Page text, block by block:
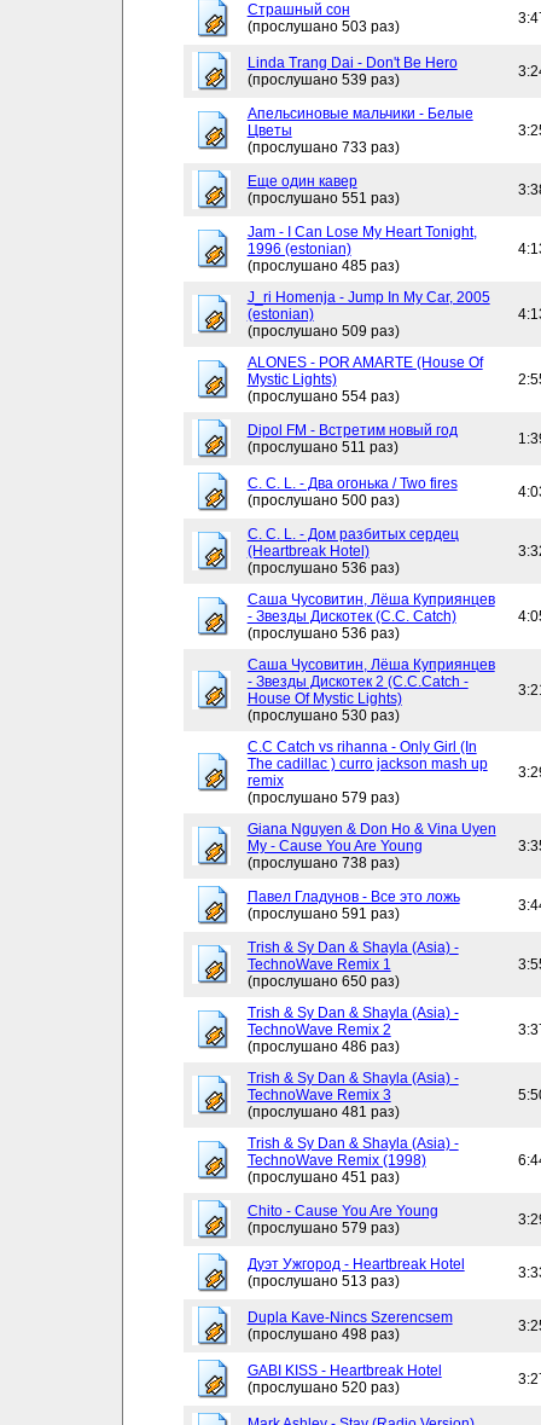
Страшный сон
(прослушано 503 раз)
Linda Trang Dai - Don't Be Hero
(прослушано 539 раз)
Апельсиновые мальчики - Белые
Цветы
(прослушано 733 раз)
Еще один кавер
(прослушано 551 раз)
Jam - I Can Lose My Heart Tonight,
1996 (estonian)
(прослушано 485 раз)
J_ri Homenja - Jump In My Car, 2005
(estonian)
(прослушано 509 раз)
ALONES - POR AMARTE (House Of
Mystic Lights)
(прослушано 554 раз)
Dipol FM - Встретим новый год
(прослушано 511 раз)
C. C. L. - Два огонька / Two fires
(прослушано 500 раз)
C. C. L. - Дом разбитых сердец
(Heartbreak Hotel)
(прослушано 536 раз)
Саша Чусовитин, Лёша Куприянцев
- Звезды Дискотек (C.C. Catch)
(прослушано 536 раз)
Саша Чусовитин, Лёша Куприянцев
- Звезды Дискотек 2 (C.C.Catch -
House Of Mystic Lights)
(прослушано 530 раз)
C.C Catch vs rihanna - Only Girl (In
The cadillac ) curro jackson mash up
remix
(прослушано 579 раз)
Giana Nguyen & Don Ho & Vina Uyen
My - Cause You Are Young
(прослушано 738 раз)
Павел Гладунов - Все это ложь
(прослушано 591 раз)
Trish & Sy Dan & Shayla (Asia) -
TechnoWave Remix 1
(прослушано 650 раз)
Trish & Sy Dan & Shayla (Asia) -
TechnoWave Remix 2
(прослушано 486 раз)
Trish & Sy Dan & Shayla (Asia) -
TechnoWave Remix 3
(прослушано 481 раз)
Trish & Sy Dan & Shayla (Asia) -
TechnoWave Remix (1998)
(прослушано 451 раз)
Chito - Cause You Are Young
(прослушано 579 раз)
Дуэт Ужгород - Heartbreak Hotel
(прослушано 513 раз)
Dupla Kave-Nincs Szerencsem
(прослушано 498 раз)
GABI KISS - Heartbreak Hotel
(прослушано 520 раз)